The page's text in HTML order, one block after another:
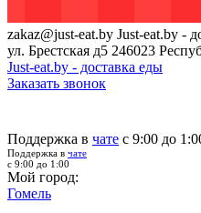
zakaz@just-eat.by Just-eat.by -
ул. Брестская д5 246023
Just-eat.by - доставка еды
Заказать звонок
Поддержка в чате с 9:00 до
Поддержка в чате
с 9:00 до 1:00
Мой город:
Гомель